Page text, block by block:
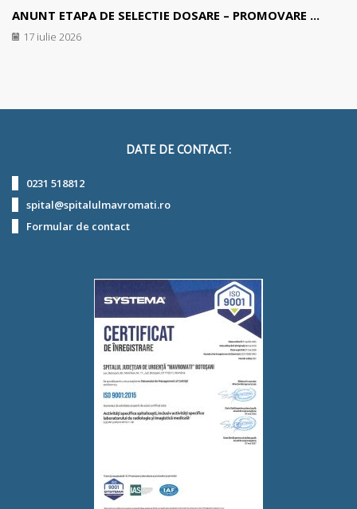
ANUNT ETAPA DE SELECTIE DOSARE – PROMOVARE ...
17 iulie 2026
DATE DE CONTACT:
0231 518812
spital@spitalulmavromati.ro
Formular de contact